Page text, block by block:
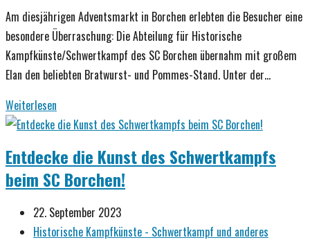
in
Witten
Am diesjährigen Adventsmarkt in Borchen erlebten die Besucher eine
besondere Überraschung: Die Abteilung für Historische
Kampfkünste/Schwertkampf des SC Borchen übernahm mit großem
Elan den beliebten Bratwurst- und Pommes-Stand. Unter der…
Weiterlesen
kulinarischer
am
Adventsmarkt:
Schwertkampf-
Stand
Entdecke die Kunst des Schwertkampfs
beim SC Borchen!
Beitrag
veröffentlicht:
22. September 2023
Beitrags-
Historische Kampfkünste - Schwertkampf und anderes